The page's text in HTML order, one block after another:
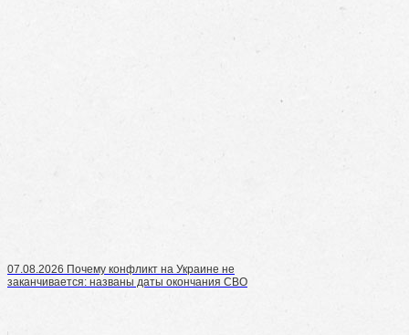
07.08.2026 Почему конфликт на Украине не
заканчивается: названы даты окончания СВО